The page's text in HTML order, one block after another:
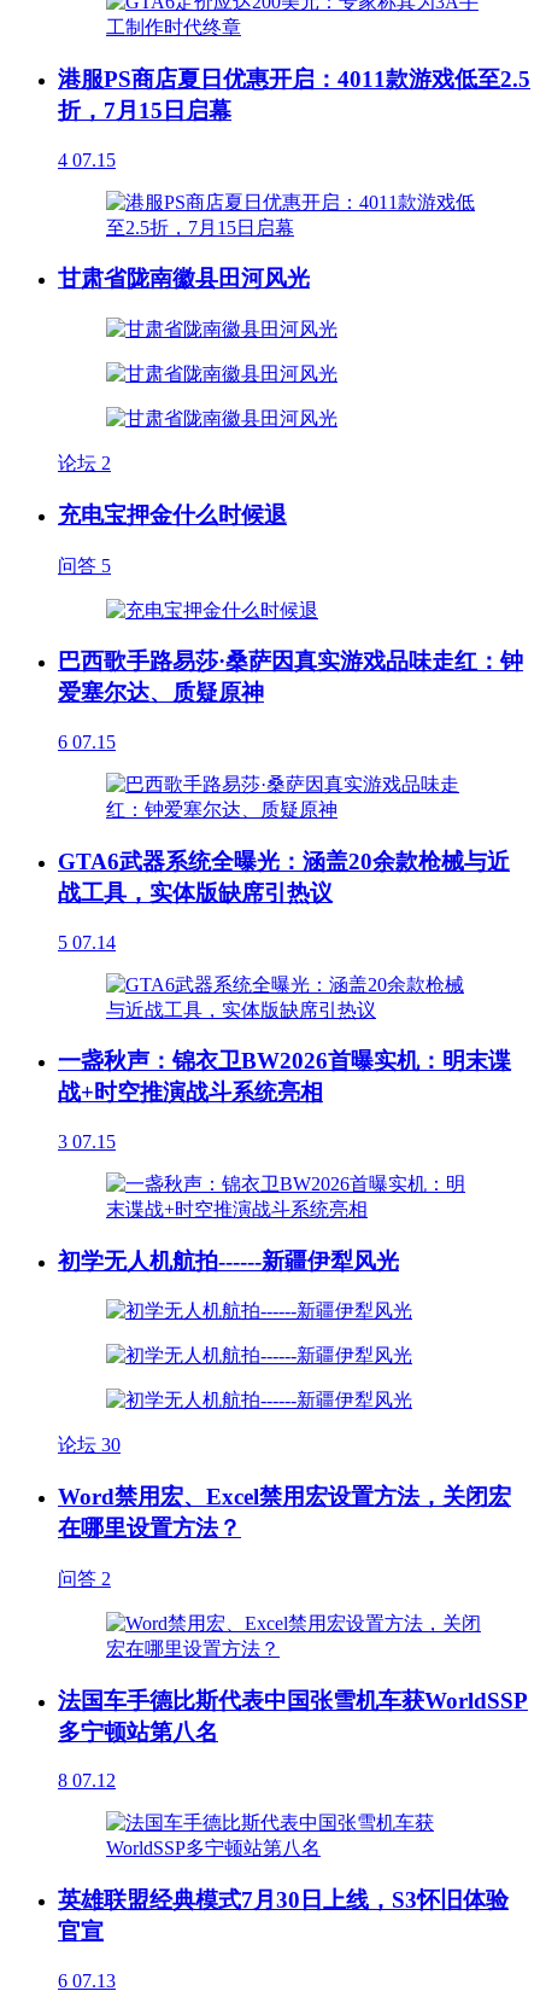
港服PS商店夏日优惠开启：4011款游戏低至2.5
折，7月15日启幕
4 07.15
甘肃省陇南徽县田河风光
论坛 2
充电宝押金什么时候退
问答 5
巴西歌手路易莎·桑萨因真实游戏品味走红：钟
爱塞尔达、质疑原神
6 07.15
GTA6武器系统全曝光：涵盖20余款枪械与近
战工具，实体版缺席引热议
5 07.14
一盏秋声：锦衣卫BW2026首曝实机：明末谍
战+时空推演战斗系统亮相
3 07.15
初学无人机航拍------新疆伊犁风光
论坛 30
Word禁用宏、Excel禁用宏设置方法，关闭宏
在哪里设置方法？
问答 2
法国车手德比斯代表中国张雪机车获WorldSSP
多宁顿站第八名
8 07.12
英雄联盟经典模式7月30日上线，S3怀旧体验
官宣
6 07.13